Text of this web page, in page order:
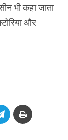
भी कहा जाता
और